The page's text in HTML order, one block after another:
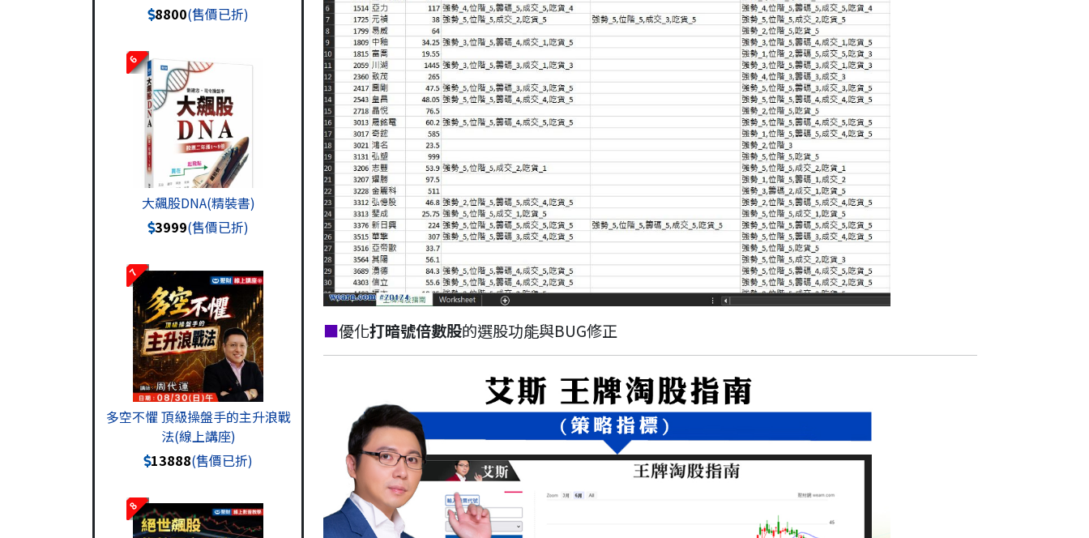
8800(售價已折)
6
大飆股DNA(精裝書)
3999(售價已折)
7
多空不懼 頂級操盤手的主升浪戰
法(線上講座)
13888(售價已折)
8
■優化打暗號倍數股的選股功能與BUG修正